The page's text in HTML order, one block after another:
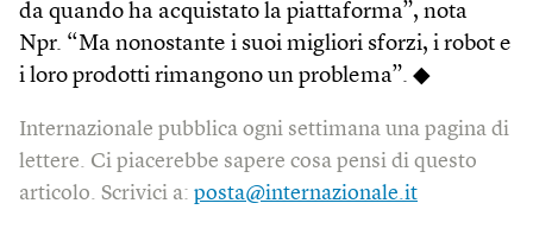
da quando ha acquistato la piattaforma”, nota
Npr. “Ma nonostante i suoi migliori sforzi, i robot e
i loro prodotti rimangono un problema”. ◆
Internazionale pubblica ogni settimana una pagina di
lettere. Ci piacerebbe sapere cosa pensi di questo
articolo. Scrivici a: posta@internazionale.it